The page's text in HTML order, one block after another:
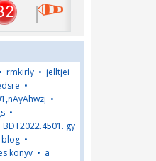
• rmkirly • jelltjei
•
•
•
BDT2022.4501. gy
blog •
könyv • a